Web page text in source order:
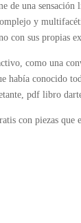
de una
y
con sus propias
como una
había conocido
pdf libro
con piezas que